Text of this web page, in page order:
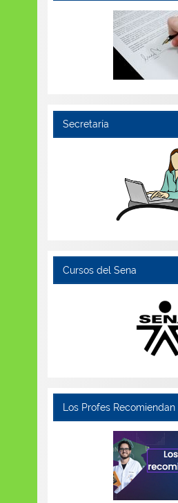
Secretaría
Cursos del Sena
Los Profes Recomiendan